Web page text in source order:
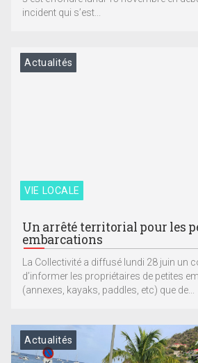
incident qui s’est...
VIE LOCALE
Actualités
Un arrêté territorial pour les
embarcations
La Collectivité a diffusé lundi 28 juin un
d’informer les propriétaires de petites
(annexes, kayaks, paddles, etc) que de...
Actualités